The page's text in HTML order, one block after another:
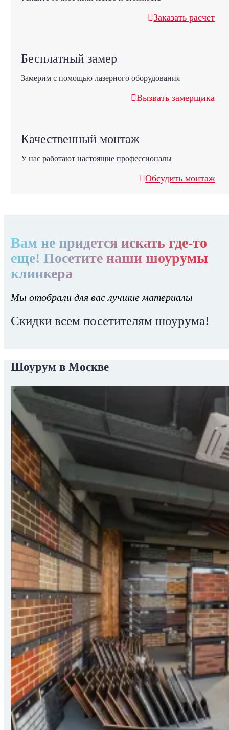
Заказать расчет
Бесплатный замер
Замерим с помощью лазерного оборудования
Вызвать замерщика
Качественный монтаж
У нас работают настоящие профессионалы
Обсудить монтаж
Вам не придется искать где-то
еще! Посетите наши шоурумы
клинкера
Мы отобрали для вас лучшие материалы
Скидки всем посетителям шоурума!
Шоурум в Москве